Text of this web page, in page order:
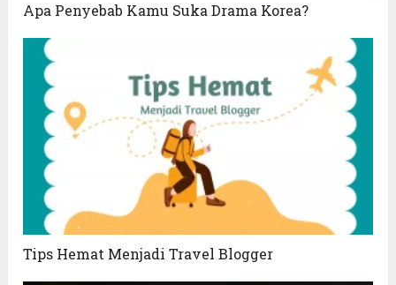
Apa Penyebab Kamu Suka Drama Korea?
Tips Hemat Menjadi Travel Blogger